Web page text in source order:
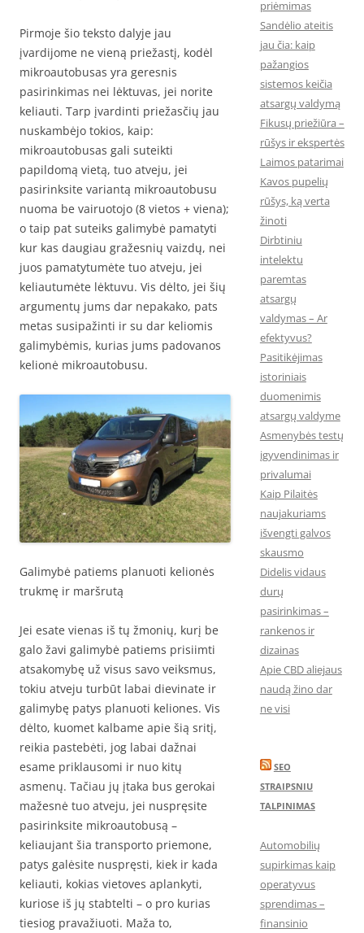
Pirmoje šio teksto dalyje jau
įvardijome ne vieną priežastį, kodėl
mikroautobusas yra geresnis
pasirinkimas nei lėktuvas, jei norite
keliauti. Tarp įvardinti priežasčių jau
nuskambėjo tokios, kaip:
mikroautobusas gali suteikti
papildomą vietą, tuo atveju, jei
pasirinksite variantą mikroautobusu
nuoma be vairuotojo (8 vietos + viena);
o taip pat suteiks galimybė pamatyti
kur kas daugiau gražesnių vaizdų, nei
juos pamatytumėte tuo atveju, jei
keliautumėte lėktuvu. Vis dėlto, jei šių
argumentų jums dar nepakako, pats
metas susipažinti ir su dar keliomis
galimybėmis, kurias jums padovanos
kelionė mikroautobusu.
Galimybė patiems planuoti kelionės
trukmę ir maršrutą
Jei esate vienas iš tų žmonių, kurį be
galo žavi galimybė patiems prisiimti
atsakomybę už visus savo veiksmus,
tokiu atveju turbūt labai dievinate ir
galimybę patys planuoti keliones. Vis
dėlto, kuomet kalbame apie šią sritį,
reikia pastebėti, jog labai dažnai
esame priklausomi ir nuo kitų
asmenų. Tačiau jų įtaka bus gerokai
mažesnė tuo atveju, jei nuspręsite
pasirinksite mikroautobusą –
keliaujant šia transporto priemone,
patys galėsite nuspręsti, kiek ir kada
keliauti, kokias vietoves aplankyti,
kuriose iš jų stabtelti – o pro kurias
tiesiog pravažiuoti. Maža to,
priėmimas
Sandėlio ateitis
jau čia: kaip
pažangios
sistemos keičia
atsargų valdymą
Fikusų priežiūra –
rūšys ir ekspertės
Laimos patarimai
Kavos pupelių
rūšys, ką verta
žinoti
Dirbtiniu
intelektu
paremtas
atsargų
valdymas – Ar
efektyvus?
Pasitikėjimas
istoriniais
duomenimis
atsargų valdyme
Asmenybės testų
įgyvendinimas ir
privalumai
Kaip Pilaitės
naujakuriams
išvengti galvos
skausmo
Didelis vidaus
durų
pasirinkimas –
rankenos ir
dizainas
Apie CBD aliejaus
naudą žino dar
ne visi
SEO
STRAIPSNIU
TALPINIMAS
Automobilių
supirkimas kaip
operatyvus
sprendimas –
finansinio